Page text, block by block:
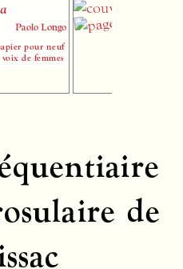
Longo
neuf
femmes
de